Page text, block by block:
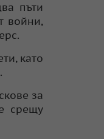
пъти
войни,
като
за
срещу